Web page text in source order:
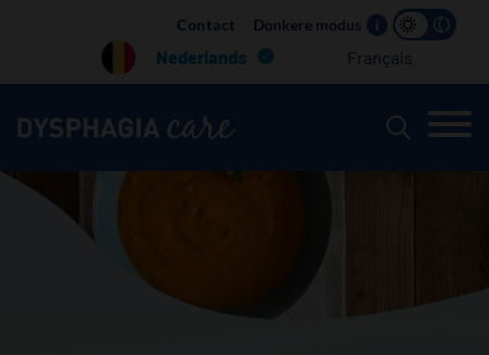
navigation
Contact Donkere modus i
Nederlands Français